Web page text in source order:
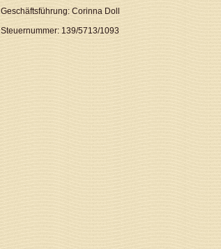
Geschäftsführung: Corinna Doll
Steuernummer: 139/5713/1093